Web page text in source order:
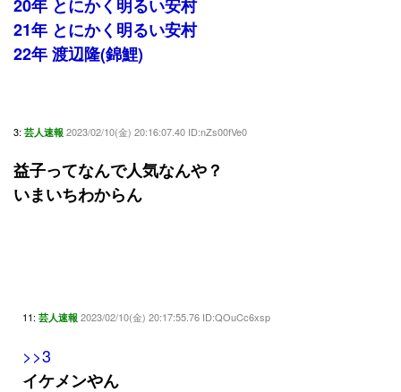
20年 とにかく明るい安村
21年 とにかく明るい安村
22年 渡辺隆(錦鯉)
3: 芸人速報 2023/02/10(金) 20:16:07.40 ID:nZs00fVe0
益子ってなんで人気なんや？
いまいちわからん
11: 芸人速報 2023/02/10(金) 20:17:55.76 ID:QOuCc6xsp
>>3
イケメンやん